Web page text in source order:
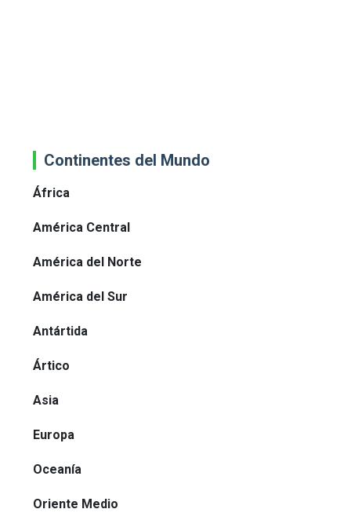
Continentes del Mundo
África
América Central
América del Norte
América del Sur
Antártida
Ártico
Asia
Europa
Oceanía
Oriente Medio